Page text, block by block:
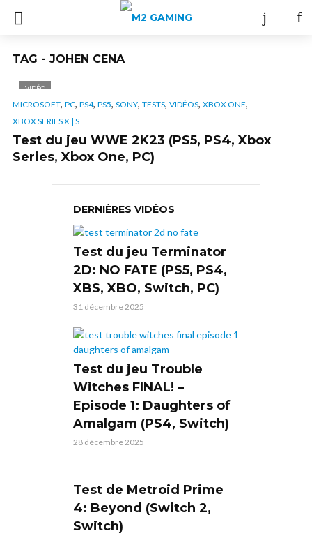
TAG - JOHEN CENA
VIDÉO
MICROSOFT, PC, PS4, PS5, SONY, TESTS, VIDÉOS, XBOX ONE,
XBOX SERIES X | S
Test du jeu WWE 2K23 (PS5, PS4, Xbox
Series, Xbox One, PC)
DERNIÈRES VIDÉOS
Test du jeu Terminator
2D: NO FATE (PS5, PS4,
XBS, XBO, Switch, PC)
31 décembre 2025
Test du jeu Trouble
Witches FINAL! –
Episode 1: Daughters of
Amalgam (PS4, Switch)
28 décembre 2025
Test de Metroid Prime
4: Beyond (Switch 2,
Switch)